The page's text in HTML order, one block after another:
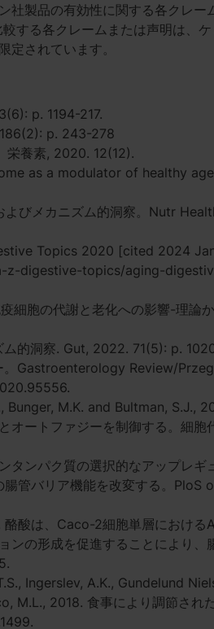
社製品の有効性に関する各クレー
する各クレームまたは声明は、
定されています。
p. 1194-217.
p. 243-278
栄養素, 2020. 12(12).
as a modulator of healthy
よびメカニズム的洞察。Nutr
Topics 2020 [cited 2024
z-digestive-topics/aging-
胞の代謝と老化への影響-理論
ム的洞察. Gut, 2022. 71(5): p.
。Gastroenterology Review/
M.K. and Bultman, S.J.,
オートファジーを制御する。細胞
タンパク質の選択的なアップレギ
管バリア機能を改変する。PloS
酸は、Caco-2細胞単層における
ンの形成を促進することにより、
Ingerslev, A.K., Gundelund
M.L., 2018. 食事により調節され